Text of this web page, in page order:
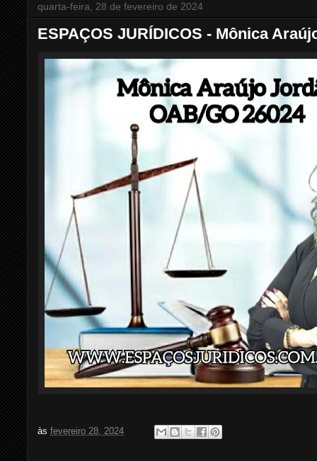
quarta-feira, 28 de fevereiro de 2024
ESPAÇOS JURÍDICOS - Mônica
àsfevereiro 28, 2024